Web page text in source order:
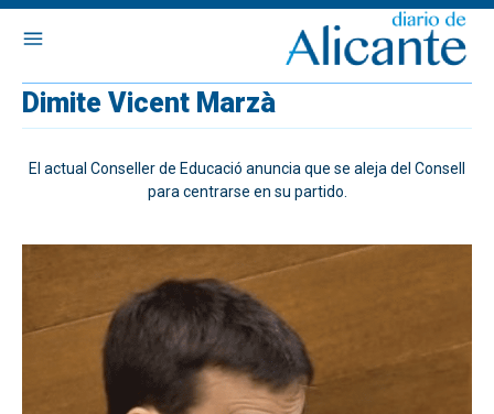
Dimite Vicent Marzà
El actual Conseller de Educació anuncia que se aleja del Consell
para centrarse en su partido.